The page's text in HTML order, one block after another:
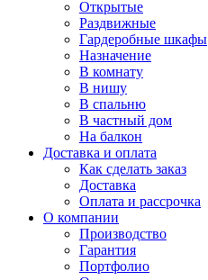
Открытые
Раздвижные
Гардеробные шкафы
Назначение
В комнату
В нишу
В спальню
В частный дом
На балкон
Доставка и оплата
Как сделать заказ
Доставка
Оплата и рассрочка
О компании
Производство
Гарантия
Портфолио